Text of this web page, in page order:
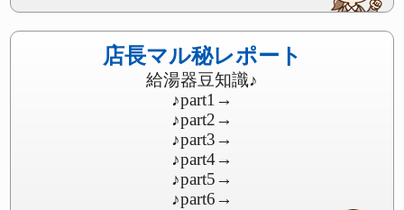
店長マル秘レポート
給湯器豆知識♪
♪part1→
♪part2→
♪part3→
♪part4→
♪part5→
♪part6→